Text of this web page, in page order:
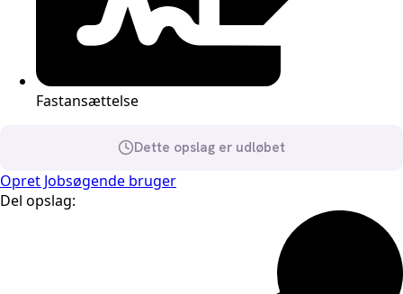
Fastansættelse
Dette opslag er udløbet
Opret Jobsøgende bruger
Del opslag: